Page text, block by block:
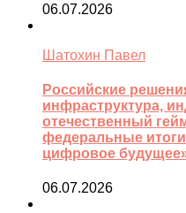
06.07.2026
Шатохин Павел
Российские
инфраструктура,
отечественный
федеральные
цифровое
06.07.2026